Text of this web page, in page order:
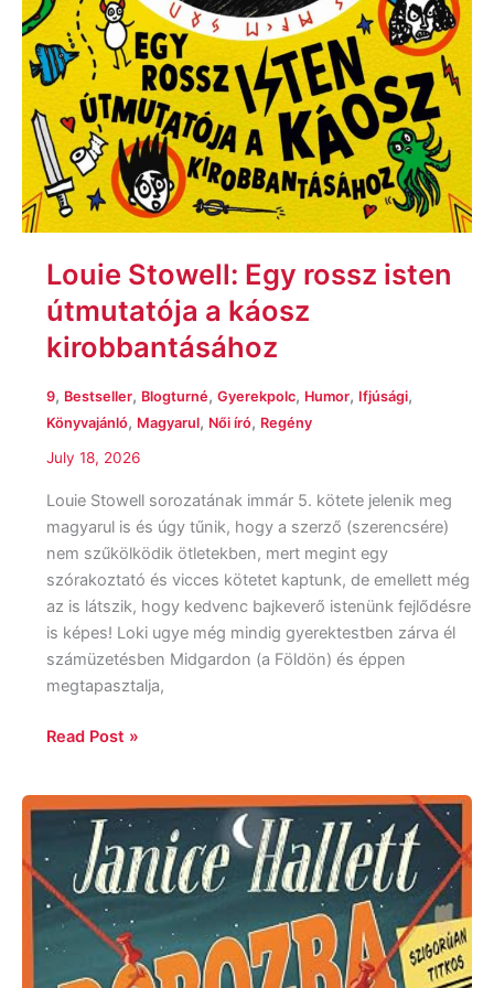
Louie Stowell: Egy ​rossz isten
útmutatója a káosz
kirobbantásához
9, Bestseller, Blogturné, Gyerekpolc, Humor, Ifjúsági,
Könyvajánló, Magyarul, Női író, Regény
July 18, 2026
Louie Stowell sorozatának immár 5. kötete jelenik meg
magyarul is és úgy tűnik, hogy a szerző (szerencsére)
nem szűkölködik ötletekben, mert megint egy
szórakoztató és vicces kötetet kaptunk, de emellett még
az is látszik, hogy kedvenc bajkeverő istenünk fejlődésre
is képes! Loki ugye még mindig gyerektestben zárva él
számüzetésben Midgardon (a Földön) és éppen
megtapasztalja,
Read Post »
Janice
Hallett
Dobozba
zárt
gyilkosságok